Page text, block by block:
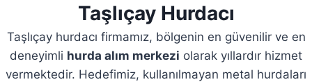
Taşlıçay Hurdacı
Taşlıçay hurdacı firmamız, bölgenin en güvenilir ve en
deneyimli hurda alım merkezi olarak yıllardır hizmet
vermektedir. Hedefimiz, kullanılmayan metal hurdaları